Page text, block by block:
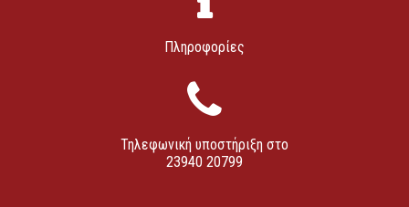
Πληροφορίες
Τηλεφωνική υποστήριξη στο
23940 20799